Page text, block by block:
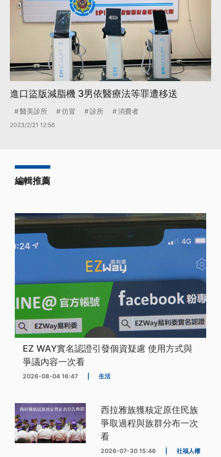
進口盜版減脂機 3男依醫療法等罪遭移送
醫美診所 仿冒 診所 消費者
2023/2/21 12:56
編輯推薦
EZ WAY實名認證引發個資疑慮 使用方式與
爭議內容一次看
2026-08-04 16:47 生活
西拉雅族獲核定原住民族
爭取過程與族群分布一次
看
2026-07-30 15:46 社福人權